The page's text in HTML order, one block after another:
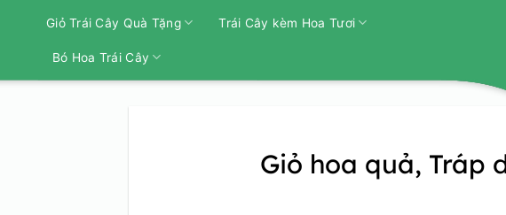
dung
Giỏ Trái Cây Quà Tặng Trái Cây kèm Hoa Tươi
Bó Hoa Trái Cây
Giỏ hoa quả, Tráp